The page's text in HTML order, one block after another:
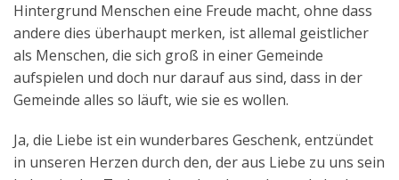
Hintergrund Menschen eine Freude macht, ohne dass
andere dies überhaupt merken, ist allemal geistlicher
als Menschen, die sich groß in einer Gemeinde
aufspielen und doch nur darauf aus sind, dass in der
Gemeinde alles so läuft, wie sie es wollen.
Ja, die Liebe ist ein wunderbares Geschenk, entzündet
in unseren Herzen durch den, der aus Liebe zu uns sein